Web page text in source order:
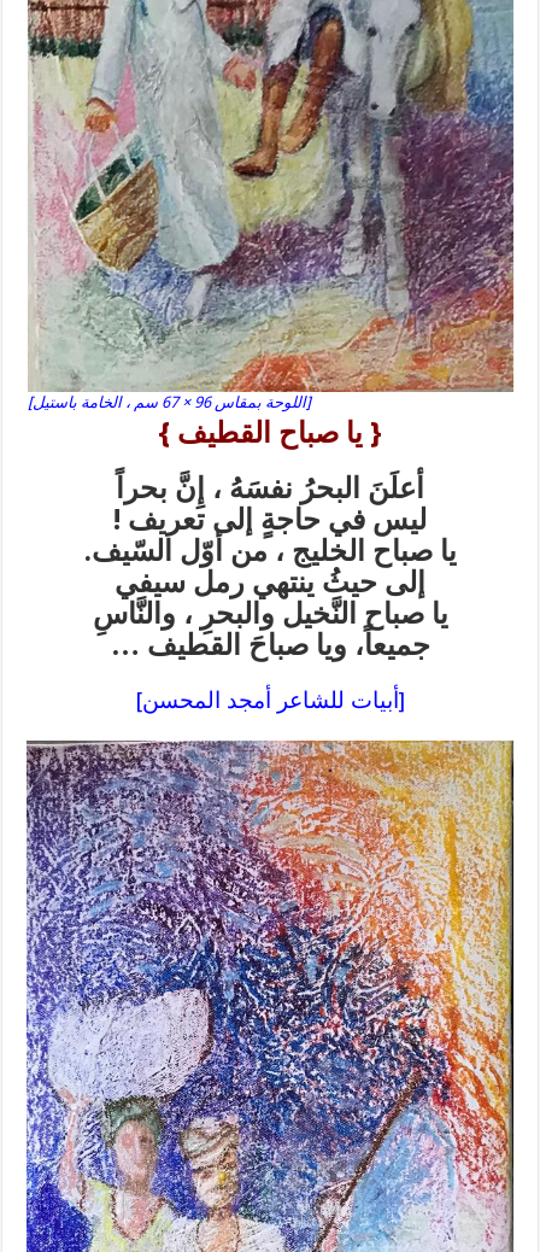
[اللوحة بمقاس 96 × 67 سم ، الخامة باستيل]
{ يا صباح القطيف }
أعلَنَ البحرُ نفسَهُ ، إِنَّ بحراً
ليس في حاجةٍ إلى تعريف !
يا صباح الخليج ، من أوّل السّيف.
إلى حيثُ ينتهي رمل سيفي
يا صباح النَّخيل والبحرِ ، والنَّاسِ
جميعاً، ويا صباحَ القطيف …
[أبيات للشاعر أمجد المحسن]